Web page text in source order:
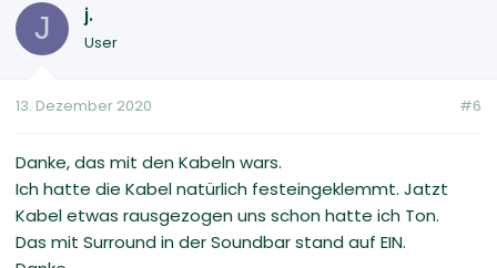
J j.
User
13. Dezember 2020 #6
Danke, das mit den Kabeln wars.
Ich hatte die Kabel natürlich festeingeklemmt. Jatzt
Kabel etwas rausgezogen uns schon hatte ich Ton.
Das mit Surround in der Soundbar stand auf EIN.